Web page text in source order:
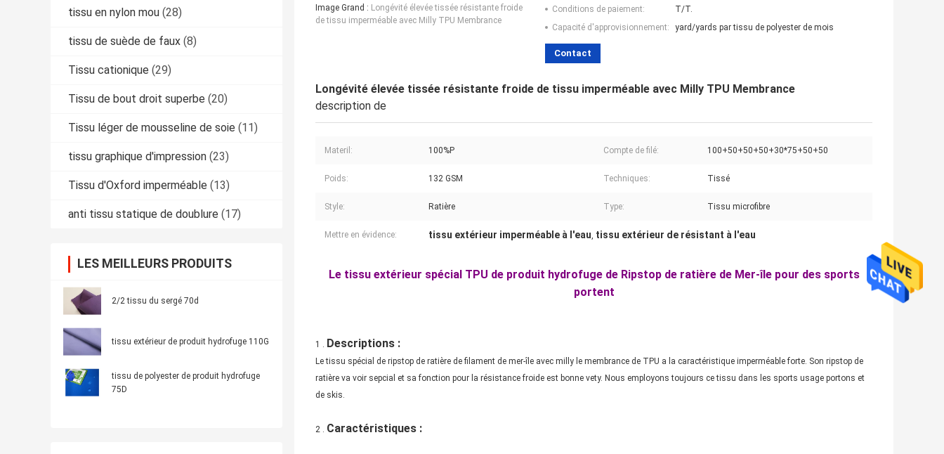
tissu en nylon mou (28)
tissu de suède de faux (8)
Tissu cationique (29)
Tissu de bout droit superbe (20)
Tissu léger de mousseline de soie (11)
tissu graphique d'impression (23)
Tissu d'Oxford imperméable (13)
anti tissu statique de doublure (17)
LES MEILLEURS PRODUITS
2/2 tissu du sergé 70d
tissu extérieur de produit hydrofuge 110G
tissu de polyester de produit hydrofuge
75D
Image Grand : Longévité élevée tissée résistante froide
de tissu imperméable avec Milly TPU Membrance
Conditions de paiement:
T/T.
Capacité d'approvisionnement:
yard/yards par tissu de polyester de mois
Contact
Longévité élevée tissée résistante froide de tissu imperméable avec Milly TPU Membrance
description de
Materil: 100%P Compte de filé: 100+50+50+50+30*75+50+50
Poids: 132 GSM Techniques: Tissé
Style: Ratière Type: Tissu microfibre
Mettre en évidence: tissu extérieur imperméable à l'eau, tissu extérieur de résistant à l'eau
Le tissu extérieur spécial TPU de produit hydrofuge de Ripstop de ratière de Mer-île pour des sports
portent
1 . Descriptions :
Le tissu spécial de ripstop de ratière de filament de mer-île avec milly le membrance de TPU a la caractéristique imperméable forte. Son ripstop de
ratière va voir sepcial et sa fonction pour la résistance froide est bonne vety. Nous employons toujours ce tissu dans les sports usage portons et
de skis.
2 . Caractéristiques :